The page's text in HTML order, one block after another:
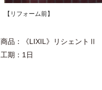
【リフォーム前】
商品：《LIXIL》リシェントⅡ
工期：1日